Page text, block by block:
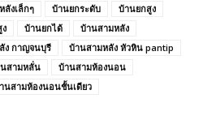
งเล็กๆ บ้านยกระดับ
บ้านยกสูง
บ้านยกได้
บ้านสามหลัง
ง กาญจนบุรี
บ้านสามหลัง หัวหิน pantip
สามหลั่น
บ้านสามห้องนอน
นสามห้องนอนชั้นเดียว